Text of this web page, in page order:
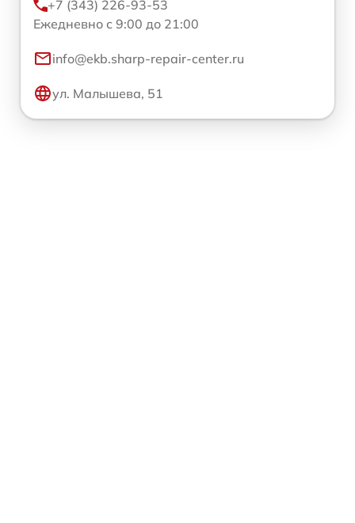
+7 (343) 226-93-53
Ежедневно с 9:00 до 21:00
info@ekb.sharp-repair-center.ru
ул. Малышева, 51